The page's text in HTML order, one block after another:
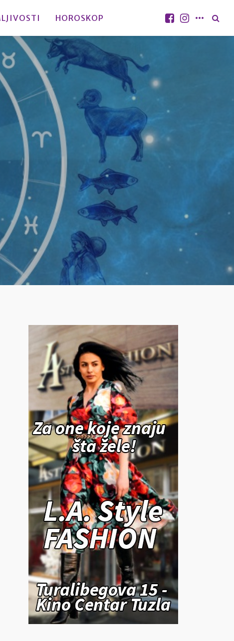
HOROSKOP